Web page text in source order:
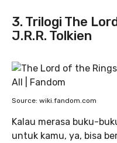
3. Trilogi The
J.R.R. Tolkien
Source: wiki.fandom.com
Kalau merasa buku-
untuk kamu, ya, bisa